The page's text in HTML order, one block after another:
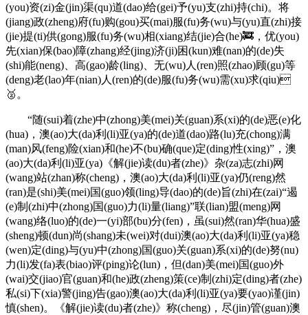
(you)资(zi)金(jin)渠(qu)道(dao)给(gei)予(yu)支(zhi)持(chi)。将
(jiang)政(zheng)府(fu)购(gou)买(mai)服(fu)务(wu)与(yu)直(zhi)接
(jie)提(ti)供(gong)服(fu)务(wu)相(xiang)结(jie)合(he)🚒，优(you)
先(xian)保(bao)障(zhang)经(jing)济(ji)困(kun)难(nan)的(de)失
(shi)能(neng)、高(gao)龄(ling)、无(wu)人(ren)照(zhao)顾(gu)等
(deng)老(lao)年(nian)人(ren)的(de)服(fu)务(wu)需(xu)求(qiu)
🥈。
“随(sui)着(zhe)中(zhong)美(mei)关(guan)系(xi)的(de)恶(e)化
(hua)，澳(ao)大(da)利(li)亚(ya)的(de)道(dao)路(lu)充(chong)满
(man)风(feng)险(xian)和(he)不(bu)确(que)定(ding)性(xing)”，澳
(ao)大(da)利(li)亚(ya)《解(jie)读(du)者(zhe)》杂(za)志(zhi)网
(wang)站(zhan)称(cheng)，澳(ao)大(da)利(li)亚(ya)仍(reng)然
(ran)是(shi)美(mei)国(guo)领(ling)导(dao)的(de)旨(zhi)在(zai)“遏
(e)制(zhi)中(zhong)国(guo)力(li)量(liang)”联(lian)盟(meng)网
(wang)络(luo)的(de)一(yi)部(bu)分(fen)，虽(sui)然(ran)华(hua)盛
(sheng)顿(dun)尚(shang)未(wei)对(dui)澳(ao)大(da)利(li)亚(ya)稳
(wen)定(ding)与(yu)中(zhong)国(guo)关(guan)系(xi)的(de)努(nu)
力(li)发(fa)表(biao)评(ping)论(lun)，但(dan)美(mei)国(guo)外
(wai)交(jiao)官(guan)和(he)政(zheng)策(ce)制(zhi)定(ding)者(zhe)
私(si)下(xia)警(jing)告(gao)澳(ao)大(da)利(li)亚(ya)要(yao)谨(jin)
慎(shen)。《解(jie)读(du)者(zhe)》称(cheng)，尽(jin)管(guan)澳